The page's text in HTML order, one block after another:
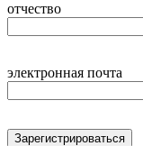
отчество
электронная почта
Зарегистрироваться